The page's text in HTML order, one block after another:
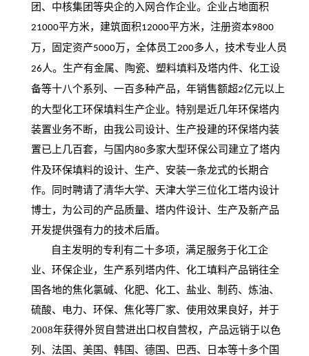
团、中核集团等央企的入网合作企业。企业占地面积
21000平方米，建筑面积12000平方米，注册资本9800
万，固定资产5000万，全体员工200多人，技术专业人员
26 人。生产有金属、陶瓷、塑料填料及塔内件、化工设
备等十八个系列、一百多种产品，年销售额超2亿元以上
的大型化工环保填料生产企业。特别是近几年环保塔内
装置业务不断，由我公司设计、生产投建的环保塔内装
置已上几百套，与国内80多家大型环保公司建立了塔内
件及环保填料的设计、生产、安装一条龙式的长期合
作。同时聘请了清华大学、天津大学三位化工塔内设计
博士，为公司的产品质量、塔内件设计、生产及新产品
开发提供强有力的技术后盾。
自主发明的专利有二十多项，满足服务于化工企
业、环保企业，生产系列塔内件、化工填料产品销往全
国各地的焦化氯碱、化肥、化工、盐业、制药、炼油、
硫酸、电力、环保、焦化等厂家、使用效果良好，并于
2008年获得外贸自营进出口权自营权，产品远销于以色
列、法国、美国、韩国、德国、巴西、日本等十多个国